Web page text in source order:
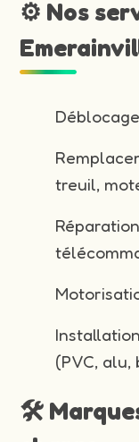
⚙️ Nos
treuil,
(PVC, alu,
🛠️